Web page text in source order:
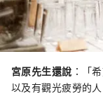
宮原先生還說 ：「
以及有觀光疲勞的